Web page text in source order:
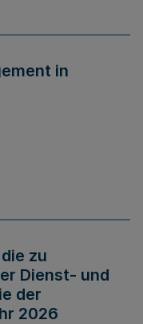
in
zu
Dienst- und
der
2026